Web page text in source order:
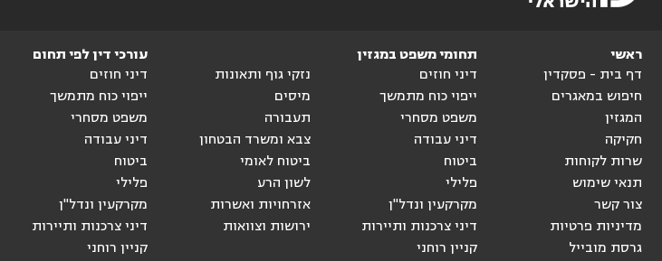
ראשי
דף בית - פסקדין
חיפוש במאגרים
המגזין
חקיקה
שרות לקוחות
תנאי שימוש
צור קשר
מדיניות פרטיות
גרסת מובייל
תחומי משפט במגזין
דיני חוזים
ייפוי כוח מתמשך
משפט מסחרי
דיני עבודה
ביטוח
פלילי
מקרקעין ונדל"ן
דיני צרכנות ותיירות
קניין רוחני
נזקי גוף ותאונות
מיסים
תעבורה
צבא ומשרד הבטחון
ביטוח לאומי
לשון הרע
אזרחויות ואשרות
ירושות וצוואות
עורכי דין לפי תחום
דיני חוזים
ייפוי כוח מתמשך
משפט מסחרי
דיני עבודה
ביטוח
פלילי
מקרקעין ונדל"ן
דיני צרכנות ותיירות
קניין רוחני